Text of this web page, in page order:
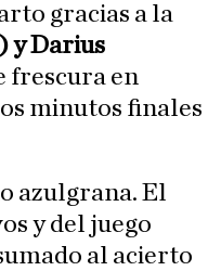
gracias a la
y Darius
frescura en
minutos finales
azulgrana. El
y del juego
al acierto